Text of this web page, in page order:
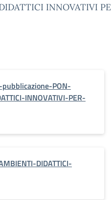
INNOVATIVI
PON-
INNOVATIVI-PER-
DIDATTICI-